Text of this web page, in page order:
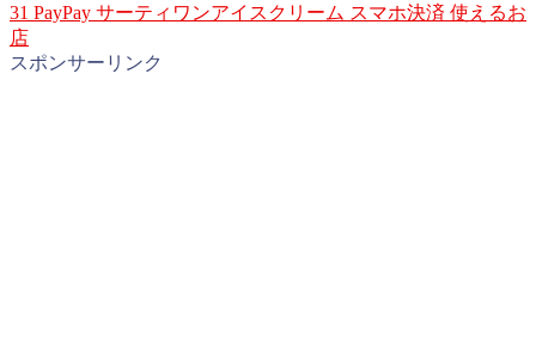
31 PayPay サーティワンアイスクリーム スマホ決済 使えるお
店
スポンサーリンク